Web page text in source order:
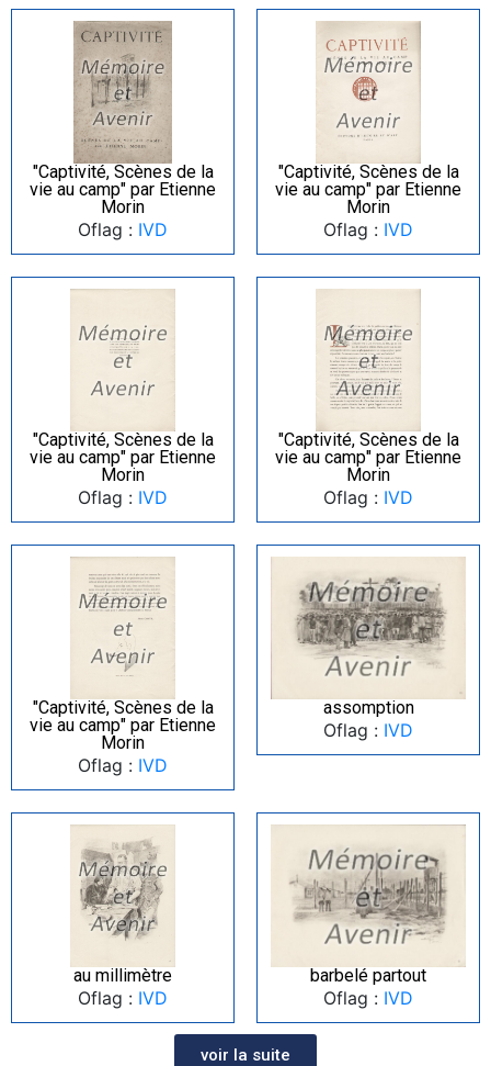
"Captivité, Scènes de la
vie au camp" par Etienne
Morin
Oflag : IVD
"Captivité, Scènes de la
vie au camp" par Etienne
Morin
Oflag : IVD
"Captivité, Scènes de la
vie au camp" par Etienne
Morin
Oflag : IVD
"Captivité, Scènes de la
vie au camp" par Etienne
Morin
Oflag : IVD
"Captivité, Scènes de la
vie au camp" par Etienne
Morin
Oflag : IVD
assomption
Oflag : IVD
au millimètre
Oflag : IVD
barbelé partout
Oflag : IVD
voir la suite